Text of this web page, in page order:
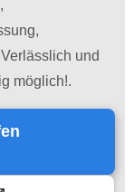
und
möglich!.